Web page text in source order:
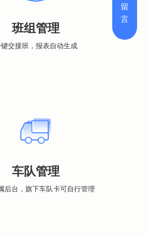
班组管理
交接班，报表自动生成
车队管理
后台，旗下车队卡可自行管理
留
言